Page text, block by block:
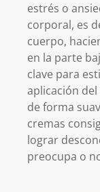
estrés o
corporal, es
cuerpo,
en la parte
clave para
aplicación
de forma
cremas
lograr
preocupa o